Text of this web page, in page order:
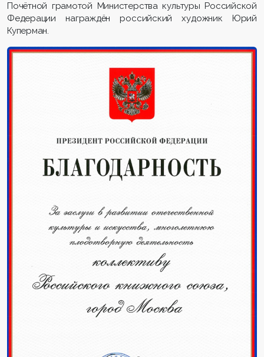
Почётной грамотой Министерства культуры Российской
Федерации награждён российский художник Юрий
Куперман.